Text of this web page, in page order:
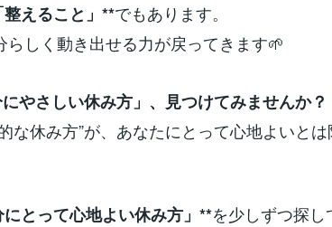
えること」**でもあります。
しく動き出せる力が戻ってきます🌱
やさしい休み方」、見つけてみませんか？
な休み方”が、あなたにとって心地よいと
とって心地よい休み方」**を少しずつ探